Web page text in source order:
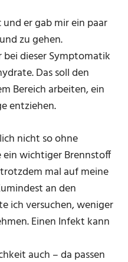
er gab mir ein paar
zu gehen.
dieser Symptomatik
Das soll den
Bereich arbeiten, ein
entziehen.
nicht so ohne
wichtiger Brennstoff
mal auf meine
an den
ich versuchen, weniger
Einen Infekt kann
auch – da passen